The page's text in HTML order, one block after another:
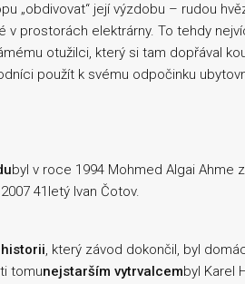
„obdivovat“ její výzdobu – rudou
v prostorách elektrárny. To tehdy
otužilci, který si tam dopřával
použít k svému odpočinku
byl v roce 1994 Mohmed Algai Ahme
41letý Ivan Čotov.
, který závod dokončil, byl
tomunejstarším vytrvalcembyl Karel